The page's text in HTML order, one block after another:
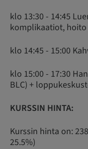
klo 13:30 - 14:45
komplikaatiot,
klo 14:45 - 15:00
klo 15:00 - 17:30
BLC) +
KURSSIN HINTA:
Kurssin hinta on:
25.5%)